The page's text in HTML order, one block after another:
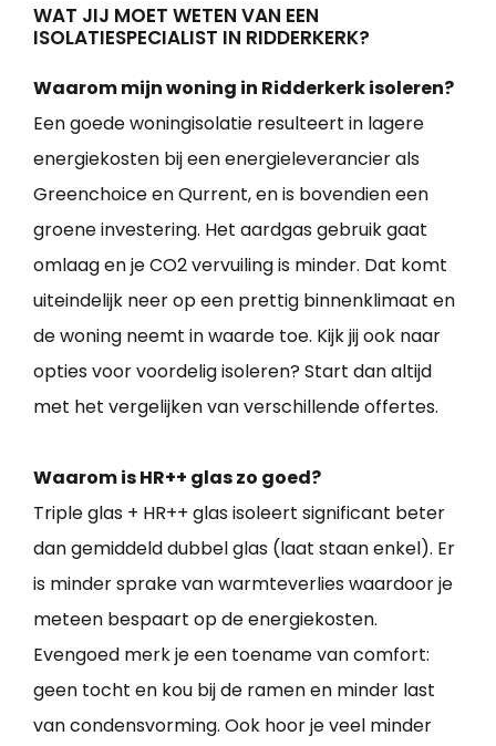
WAT JIJ MOET WETEN VAN EEN
ISOLATIESPECIALIST IN RIDDERKERK?
Waarom mijn woning in Ridderkerk isoleren?
Een goede woningisolatie resulteert in lagere
energiekosten bij een energieleverancier als
Greenchoice en Qurrent, en is bovendien een
groene investering. Het aardgas gebruik gaat
omlaag en je CO2 vervuiling is minder. Dat komt
uiteindelijk neer op een prettig binnenklimaat en
de woning neemt in waarde toe. Kijk jij ook naar
opties voor voordelig isoleren? Start dan altijd
met het vergelijken van verschillende offertes.
Waarom is HR++ glas zo goed?
Triple glas + HR++ glas isoleert significant beter
dan gemiddeld dubbel glas (laat staan enkel). Er
is minder sprake van warmteverlies waardoor je
meteen bespaart op de energiekosten.
Evengoed merk je een toename van comfort:
geen tocht en kou bij de ramen en minder last
van condensvorming. Ook hoor je veel minder